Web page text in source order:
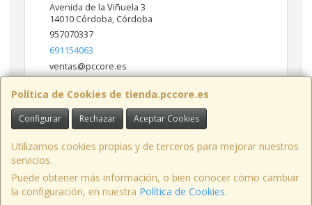
Política de Cookies de tienda.pccore.es
Configurar Rechazar Aceptar Cookies
Utilizamos cookies propias y de terceros para mejorar nuestros
servicios.
Puede obtener más información, o bien conocer cómo cambiar
la configuración, en nuestra Política de Cookies.
Avenida de la Viñuela 3
14010 Córdoba, Córdoba
957070337
691154063
ventas@pccore.es
Horario
10-13:30
Avenida de la Viñuela nº 3, 14010, Córdoba, España. - C.I.F.: B56097777 -
Tfno: 957070337